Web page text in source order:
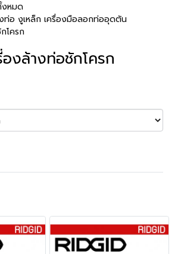
งหมด
ท่อ งูเหล็ก เครื่องมือลอกท่ออุดตัน
โครก
องล้างท่อชักโครก